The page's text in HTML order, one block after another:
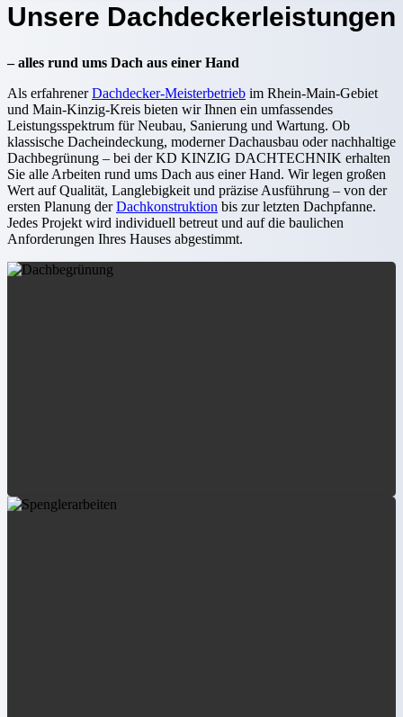
Unsere Dachdeckerleistungen
– alles rund ums Dach aus einer Hand
Als erfahrenerDachdecker-Meisterbetrieb im Rhein-Main-Gebiet
und Main-Kinzig-Kreis bieten wir Ihnen ein umfassendes
Leistungsspektrum für Neubau, Sanierung und Wartung. Ob
klassische Dacheindeckung, moderner Dachausbau oder nachhaltige
Dachbegrünung – bei der KD KINZIG DACHTECHNIK erhalten
Sie alle Arbeiten rund ums Dach aus einer Hand. Wir legen großen
Wert auf Qualität, Langlebigkeit und präzise Ausführung – von der
ersten Planung derDachkonstruktion bis zur letzten Dachpfanne.
Jedes Projekt wird individuell betreut und auf die baulichen
Anforderungen Ihres Hauses abgestimmt.